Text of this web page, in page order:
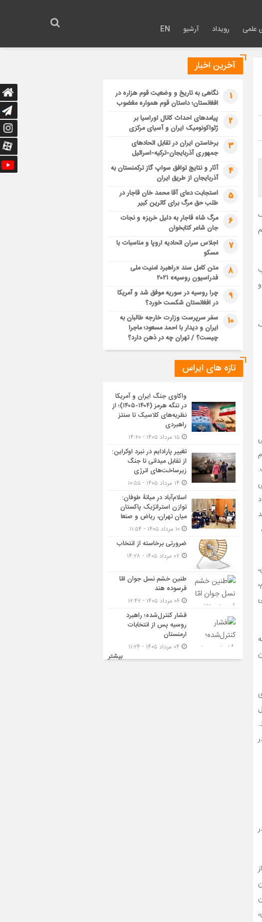
علمی رویداد آرشیو EN
رفراندم
آخرین اخبار
1
نگاهی به تاریخ و وضعیت قوم هزاره در
افغانستان؛ داستان قوم همواره مغضوب
2
پیامدهای احداث کانال اوراسیا بر
ژئواکونومیک ایران و آسیای مرکزی
3
برخاستن ایران در تقابل اتحادهای
جمهوری آذربایجان-ترکیه-اسرائیل
4
آثار و نتایج توافق سواپ گاز ترکمنستان به
آذربایجان از طریق ایران
5
استجابت دعای آقا محمد خان قاجار در
طلب حق مرگ برای کاترین کبیر
6
مرگ شاه قاجار به دلیل خربزه و نجات
جان شاعر کتابخوان
7
اجلاس سران اتحادیه اروپا و مناسبات با
مسکو
8
متن کامل سند «راهبرد امنیت ملی
فدراسیون روسیه» ۲۰۲۱
9
چرا روسیه در سوریه موفق شد و آمریکا
در افغانستان شکست خورد؟
10
سفر سرپرست وزارت خارجه طالبان به
ایران و دیدار با احمد مسعود؛ ماجرا
چیست؟ / تهران چه در ذهن دارد؟
تازه های ایراس
واکاوی جنگ ایران و آمریکا
در تنگه هرمز (۱۴۰۴-۱۴۰۵)؛ از
نظریه‌های کلاسیک تا سنتز
راهبردی
تغییر پارادایم در نبرد اوکراین:
از تقابل میدانی تا جنگ
زیرساخت‌های انرژی
اسلام‌آباد در میانۀ طوفان:
توازن استراتژیک پاکستان
میان تهران، ریاض و صنعا
ضرورتی برخاسته از انتخاب
طنین خشم نسل جوان امّا
فرسوده هند
فشار کنترل‌شده؛ راهبرد
روسیه پس از انتخابات
ارمنستان
بیشتر